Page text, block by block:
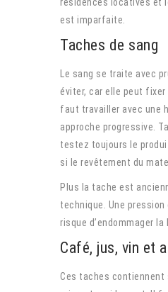
est imparfaite.
Taches de sang
Le sang se traite avec
éviter, car elle peut fixer
faut travailler avec une
approche progressive.
testez toujours le
si le revêtement du
Plus la tache est
technique. Une
risque d’endommager
Café, jus, vin et
Ces taches contiennent